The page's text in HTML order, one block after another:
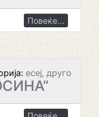
Повеќе...
есеј, друго